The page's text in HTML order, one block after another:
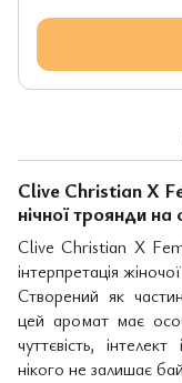
Clive Christian X
нічної троянди на
Clive Christian X
інтерпретація
Створений як
цей аромат має
чуттєвість,
нікого не залишає